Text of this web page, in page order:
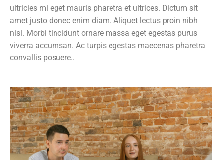
ultricies mi eget mauris pharetra et ultrices. Dictum sit
amet justo donec enim diam. Aliquet lectus proin nibh
nisl. Morbi tincidunt ornare massa eget egestas purus
viverra accumsan. Ac turpis egestas maecenas pharetra
convallis posuere..